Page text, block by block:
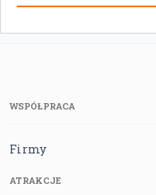
WSPÓŁPRACA
Firmy
ATRAKCJE